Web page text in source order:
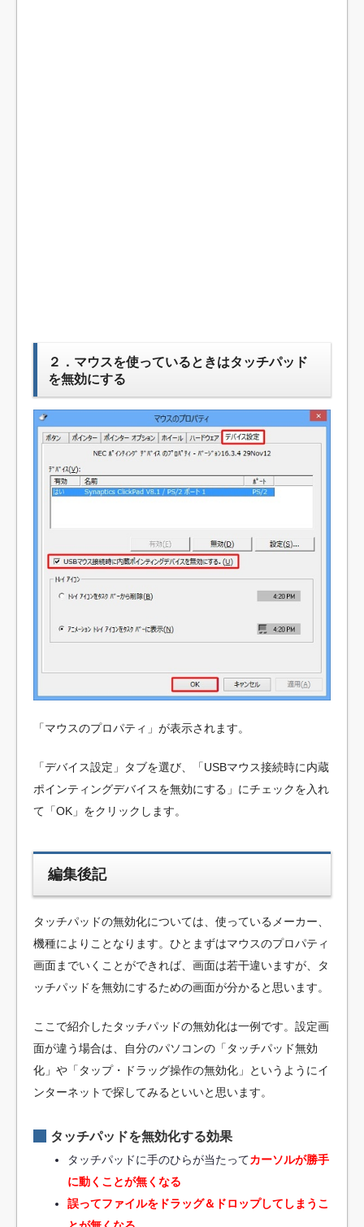
２．マウスを使っているときはタッチパッド
を無効にする
「マウスのプロパティ」が表示されます。
「デバイス設定」タブを選び、「USBマウス接続時に内蔵
ポインティングデバイスを無効にする」にチェックを入れ
て「OK」をクリックします。
編集後記
タッチパッドの無効化については、使っているメーカー、
機種によりことなります。ひとまずはマウスのプロパティ
画面までいくことができれば、画面は若干違いますが、タ
ッチパッドを無効にするための画面が分かると思います。
ここで紹介したタッチパッドの無効化は一例です。設定画
面が違う場合は、自分のパソコンの「タッチパッド無効
化」や「タップ・ドラッグ操作の無効化」というようにイ
ンターネットで探してみるといいと思います。
タッチパッドを無効化する効果
タッチパッドに手のひらが当たってカーソルが勝手
に動くことが無くなる
誤ってファイルをドラッグ＆ドロップしてしまうこ